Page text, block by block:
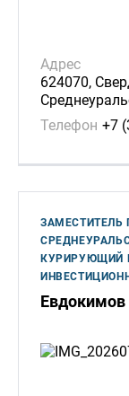
Адрес
624070,
Телефон +7
ЗАМЕСТИТЕЛЬ
КУРИРУЮЩИЙ
Евдокимов